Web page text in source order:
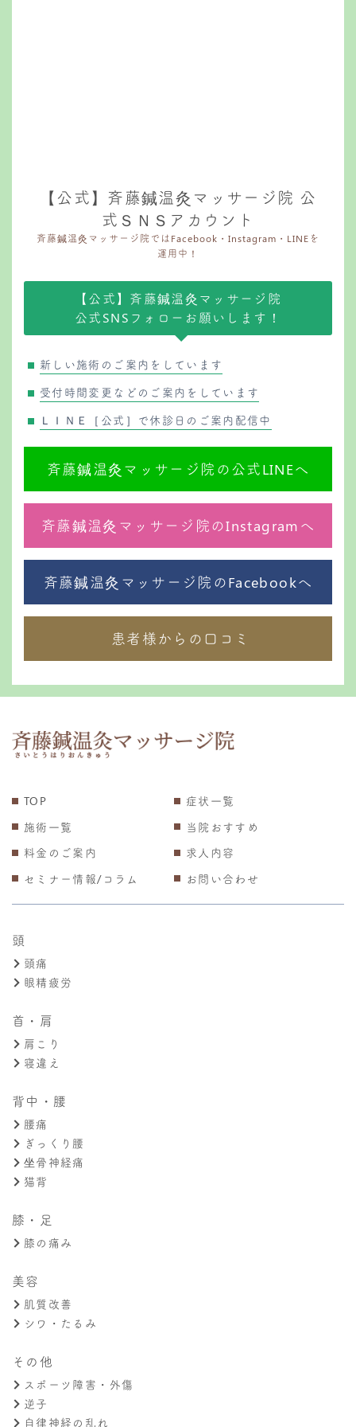
【公式】斉藤鍼温灸マッサージ院 公
式ＳＮＳアカウント
斉藤鍼温灸マッサージ院ではFacebook・Instagram・LINEを
運用中！
【公式】斉藤鍼温灸マッサージ院
公式SNSフォローお願いします！
新しい施術のご案内をしています
受付時間変更などのご案内をしています
ＬＩＮＥ［公式］で休診日のご案内配信中
斉藤鍼温灸マッサージ院の公式LINEへ
斉藤鍼温灸マッサージ院のInstagramへ
斉藤鍼温灸マッサージ院のFacebookへ
患者様からの口コミ
TOP
症状一覧
施術一覧
当院おすすめ
料金のご案内
求人内容
セミナー情報/コラム
お問い合わせ
頭
頭痛
眼精疲労
首・肩
肩こり
寝違え
背中・腰
腰痛
ぎっくり腰
坐骨神経痛
猫背
膝・足
膝の痛み
美容
肌質改善
シワ・たるみ
その他
スポーツ障害・外傷
逆子
自律神経の乱れ